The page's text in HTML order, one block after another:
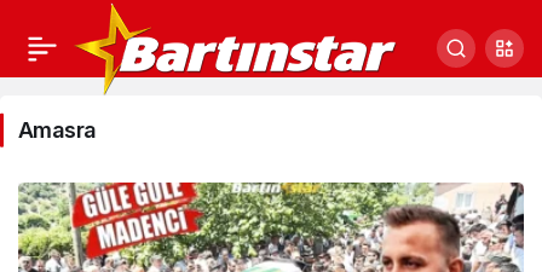
Amasra
Amasra